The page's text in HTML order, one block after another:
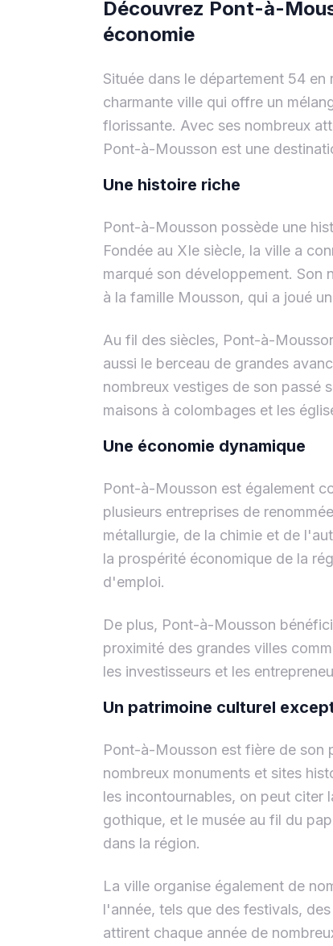
Découvrez Pont-à-
économie
Située dans le département 54
charmante ville qui offre un
florissante. Avec ses nombreux
Pont-à-Mousson est une
Une histoire riche
Pont-à-Mousson possède une
Fondée au XIe siècle, la ville a
marqué son développement. Son
à la famille Mousson, qui a joué
Au fil des siècles, Pont-à-
aussi le berceau de grandes
nombreux vestiges de son passé
maisons à colombages et les
Une économie dynamique
Pont-à-Mousson est également
plusieurs entreprises de
métallurgie, de la chimie et de
la prospérité économique de la
d'emploi.
De plus, Pont-à-Mousson
proximité des grandes villes
les investisseurs et les
Un patrimoine culturel
Pont-à-Mousson est fière de son
nombreux monuments et sites
les incontournables, on peut citer
gothique, et le musée au fil du
dans la région.
La ville organise également de
l'année, tels que des festivals,
attirent chaque année de